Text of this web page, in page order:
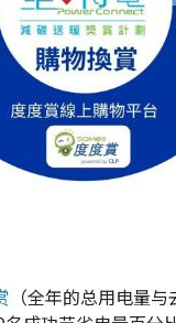
（全年的总用电量与